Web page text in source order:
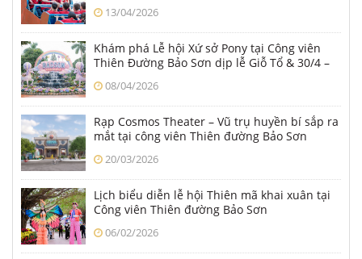
13/04/2026
Khám phá Lễ hội Xứ sở Pony tại Công viên
Thiên Đường Bảo Sơn dịp lễ Giỗ Tổ & 30/4 –
08/04/2026
Rạp Cosmos Theater – Vũ trụ huyền bí sắp ra
mắt tại công viên Thiên đường Bảo Sơn
20/03/2026
Lịch biểu diễn lễ hội Thiên mã khai xuân tại
Công viên Thiên đường Bảo Sơn
06/02/2026